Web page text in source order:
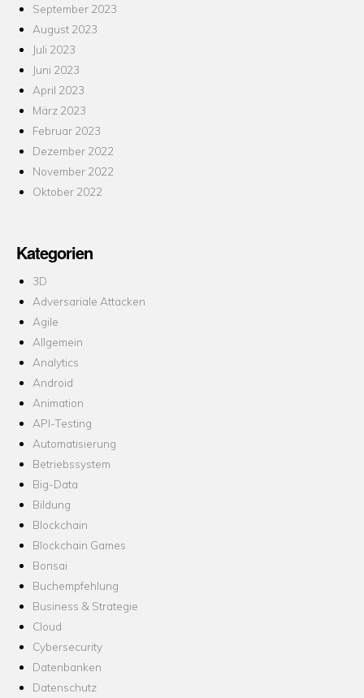
September 2023
August 2023
Juli 2023
Juni 2023
April 2023
März 2023
Februar 2023
Dezember 2022
November 2022
Oktober 2022
Kategorien
3D
Adversariale Attacken
Agile
Allgemein
Analytics
Android
Animation
API-Testing
Automatisierung
Betriebssystem
Big-Data
Bildung
Blockchain
Blockchain Games
Bonsai
Buchempfehlung
Business & Strategie
Cloud
Cybersecurity
Datenbanken
Datenschutz